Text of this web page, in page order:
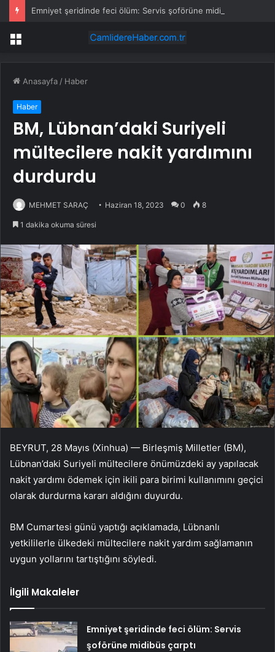
Menü
Anasayfa / Haber
Haber
BM, Lübnan’daki Suriyeli
mültecilere nakit yardımını
durdurdu
MEHMET SARAÇ Haziran 18, 2023 0 8
1 dakika okuma süresi
BEYRUT, 28 Mayıs (Xinhua) — Birleşmiş Milletler (BM),
Lübnan’daki Suriyeli mültecilere önümüzdeki ay yapılacak
nakit yardımı ödemek için ikili para birimi kullanımını geçici
olarak durdurma kararı aldığını duyurdu.
BM Cumartesi günü yaptığı açıklamada, Lübnanlı
yetkililerle ülkedeki mültecilere nakit yardım sağlamanın
uygun yollarını tartıştığını söyledi.
İlgili Makaleler
Emniyet şeridinde feci ölüm: Servis
şoförüne midibüs çarptı